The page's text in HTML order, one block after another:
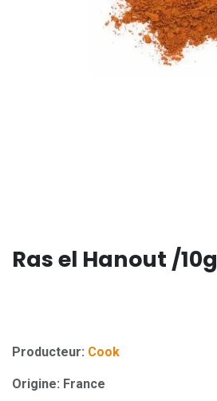
Ras el Hanout /10g
Producteur: Cook
Origine: France